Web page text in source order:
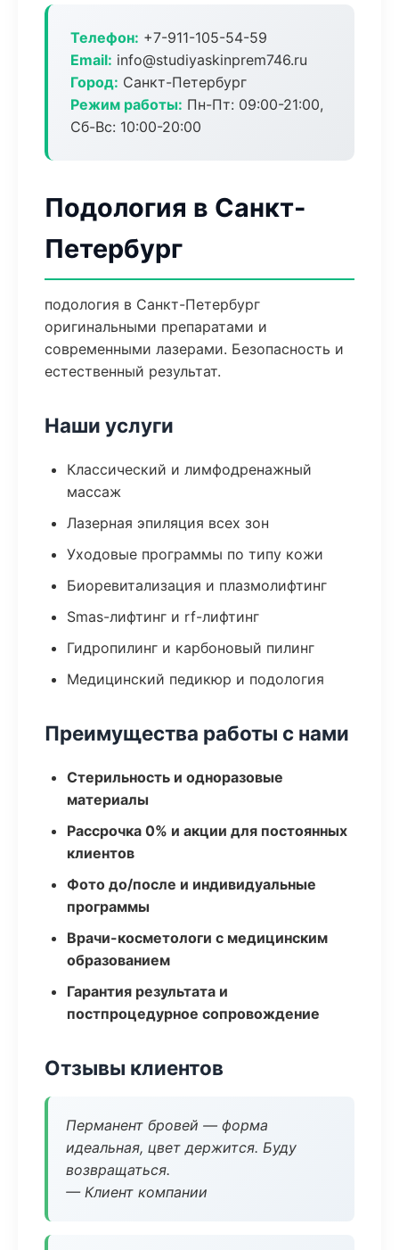
Телефон: +7-911-105-54-59
Email: info@studiyaskinprem746.ru
Город: Санкт-Петербург
Режим работы: Пн-Пт: 09:00-21:00,
Сб-Вс: 10:00-20:00
Подология в Санкт-
Петербург
подология в Санкт-Петербург
оригинальными препаратами и
современными лазерами. Безопасность и
естественный результат.
Наши услуги
Классический и лимфодренажный
массаж
Лазерная эпиляция всех зон
Уходовые программы по типу кожи
Биоревитализация и плазмолифтинг
Smas-лифтинг и rf-лифтинг
Гидропилинг и карбоновый пилинг
Медицинский педикюр и подология
Преимущества работы с нами
Стерильность и одноразовые
материалы
Рассрочка 0% и акции для постоянных
клиентов
Фото до/после и индивидуальные
программы
Врачи-косметологи с медицинским
образованием
Гарантия результата и
постпроцедурное сопровождение
Отзывы клиентов
Перманент бровей — форма
идеальная, цвет держится. Буду
возвращаться.
— Клиент компании